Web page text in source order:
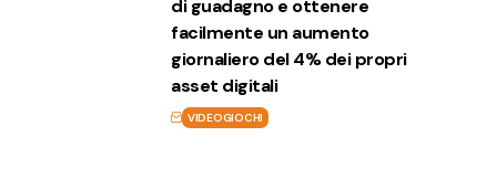
di guadagno e ottenere
facilmente un aumento
giornaliero del 4% dei propri
asset digitali
VIDEOGIOCHI